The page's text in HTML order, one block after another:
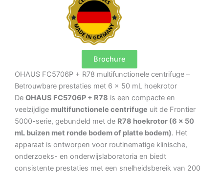
Brochure
OHAUS FC5706P + R78 multifunctionele centrifuge –
Betrouwbare prestaties met 6 × 50 mL hoekrotor
De OHAUS FC5706P + R78 is een compacte en
veelzijdige multifunctionele centrifuge uit de Frontier
5000-serie, gebundeld met de R78 hoekrotor (6 × 50
mL buizen met ronde bodem of platte bodem). Het
apparaat is ontworpen voor routinematige klinische,
onderzoeks- en onderwijslaboratoria en biedt
consistente prestaties met een snelheidsbereik van 200